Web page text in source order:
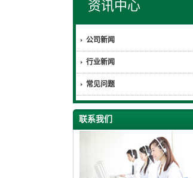
资讯中心
公司新闻
行业新闻
常见问题
联系我们